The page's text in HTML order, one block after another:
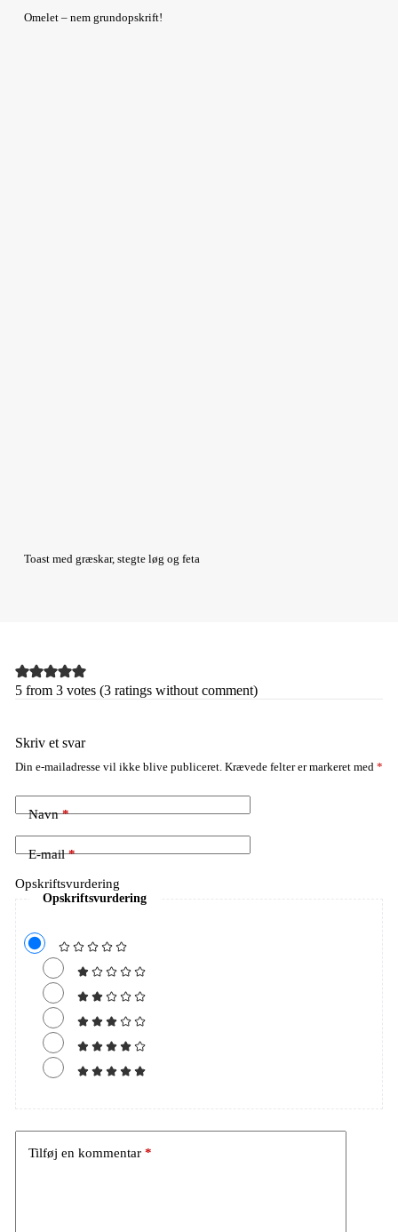
Omelet – nem grundopskrift!
Toast med græskar, stegte løg og feta
5 from 3 votes (3 ratings without comment)
Skriv et svar
Din e-mailadresse vil ikke blive publiceret. Krævede felter er markeret med *
Navn*
E-mail*
Opskriftsvurdering
Opskriftsvurdering
Tilføj en kommentar *